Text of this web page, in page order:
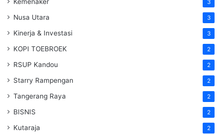
3
Nusa Utara 3
Kinerja & Investasi 3
KOPI TOEBROEK 2
RSUP Kandou 2
Starry Rampengan 2
Tangerang Raya 2
BISNIS 2
Kutaraja 2